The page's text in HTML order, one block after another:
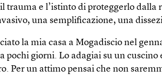
trauma e l’istinto di proteggerlo dalla
una semplificazione, una
la mia casa a Mogadiscio nel
pochi giorni. Lo adagiai su un
Per un attimo pensai che non